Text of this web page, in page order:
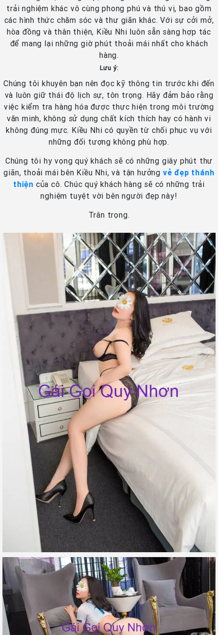
trải nghiệm khác vô cùng phong phú và thú vị, bao gồm
các hình thức chăm sóc và thư giãn khác. Với sự cởi mở,
hòa đồng và thân thiện, Kiều Nhi luôn sẵn sàng hợp tác
để mang lại những giờ phút thoải mái nhất cho khách
hàng.
Lưu ý:
Chúng tôi khuyên bạn nên đọc kỹ thông tin trước khi đến
và luôn giữ thái độ lịch sự, tôn trọng. Hãy đảm bảo rằng
việc kiểm tra hàng hóa được thực hiện trong môi trường
văn minh, không sử dụng chất kích thích hay có hành vi
không đúng mực. Kiều Nhi có quyền từ chối phục vụ với
những đối tượng không phù hợp.
Chúng tôi hy vọng quý khách sẽ có những giây phút thư
giãn, thoải mái bên Kiều Nhi, và tận hưởng vẻ đẹp thánh
thiện của cô. Chúc quý khách hàng sẽ có những trải
nghiệm tuyệt vời bên người đẹp này!
Trân trọng.